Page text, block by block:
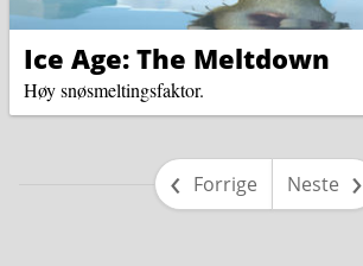
Ice Age: The Meltdown
Høy snøsmeltingsfaktor.
ForrigesideNesteside